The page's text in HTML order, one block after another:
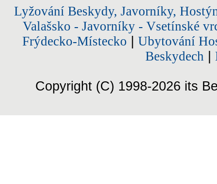
Lyžování Beskydy, Javorníky,
Valašsko - Javorníky - Vsetínské
Frýdecko-Místecko
Ubytování
Beskydech
Copyright (C) 1998-2026 its